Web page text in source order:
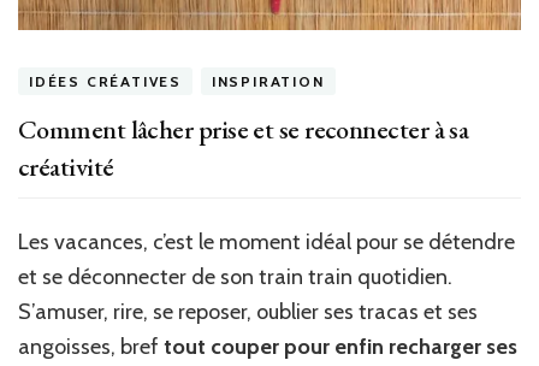
IDÉES CRÉATIVES INSPIRATION
Comment lâcher prise et se reconnecter à sa
créativité
Les vacances, c’est le moment idéal pour se détendre
et se déconnecter de son train train quotidien.
S’amuser, rire, se reposer, oublier ses tracas et ses
angoisses, bref tout couper pour enfin recharger ses